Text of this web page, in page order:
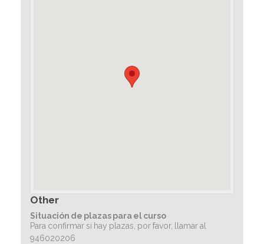
Other
Situación de plazas para el curso
Para confirmar si hay plazas, por favor, llamar al
946020206